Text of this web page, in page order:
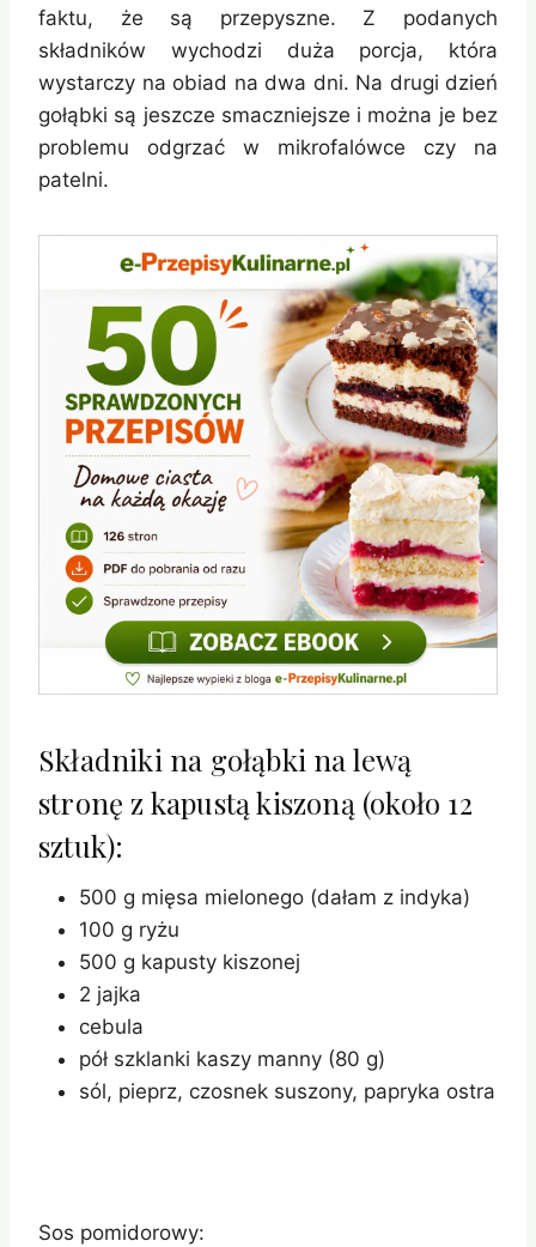
faktu, że są przepyszne. Z podanych
składników wychodzi duża porcja, która
wystarczy na obiad na dwa dni. Na drugi dzień
gołąbki są jeszcze smaczniejsze i można je bez
problemu odgrzać w mikrofalówce czy na
patelni.
Składniki na gołąbki na lewą
stronę z kapustą kiszoną (około 12
sztuk):
500 g mięsa mielonego (dałam z indyka)
100 g ryżu
500 g kapusty kiszonej
2 jajka
cebula
pół szklanki kaszy manny (80 g)
sól, pieprz, czosnek suszony, papryka ostra
Sos pomidorowy: